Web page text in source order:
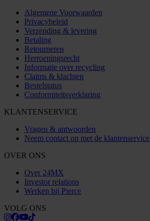
Algemene Voorwaarden
Privacybeleid
Verzending & levering
Betaling
Retourneren
Herroepingsrecht
Informatie over recycling
Claims & klachten
Bestelstatus
Conformiteitsverklaring
KLANTENSERVICE
Vragen & antwoorden
Neem contact op met de klantenservice
OVER ONS
Over 24MX
Investor relations
Werken bij Pierce
VOLG ONS